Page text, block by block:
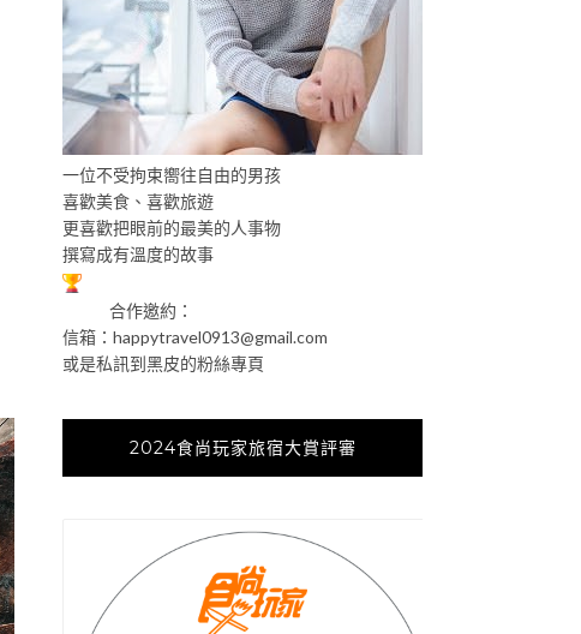
一位不受拘束嚮往自由的男孩
喜歡美食、喜歡旅遊
更喜歡把眼前的最美的人事物
撰寫成有溫度的故事
合作邀約：
信箱： happytravel0913@gmail.com
或是私訊到黑皮的粉絲專頁
2024食尚玩家旅宿大賞評審